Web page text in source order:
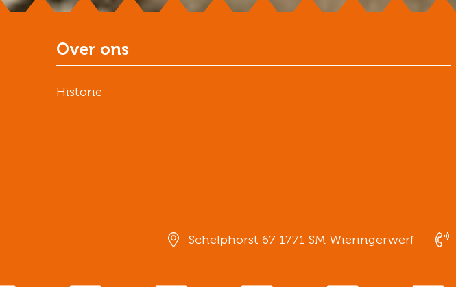
Over ons
Historie
Schelphorst 67 1771 SM Wieringerwerf